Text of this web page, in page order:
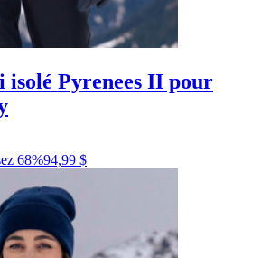
isolé Pyrenees II pour
68%94,99 $